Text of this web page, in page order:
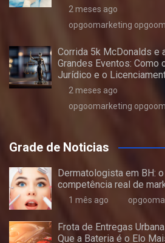
2 meses ago
opgoomarketing
Corrida 5k McDonalds e
Grandes Eventos: Como
Jurídico e o
2 meses ago
opgoomarketing
Grade de Noticias
Dermatologista em BH:
competência real de
1 mês ago
Frota de Entregas
Que a Bateria é o Elo